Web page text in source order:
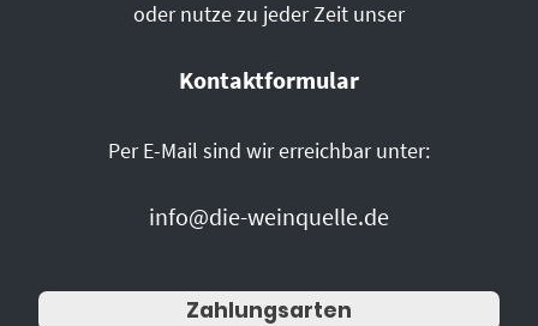
oder nutze zu jeder Zeit unser
Kontaktformular
Per E-Mail sind wir erreichbar unter:
info@die-weinquelle.de
Zahlungsarten